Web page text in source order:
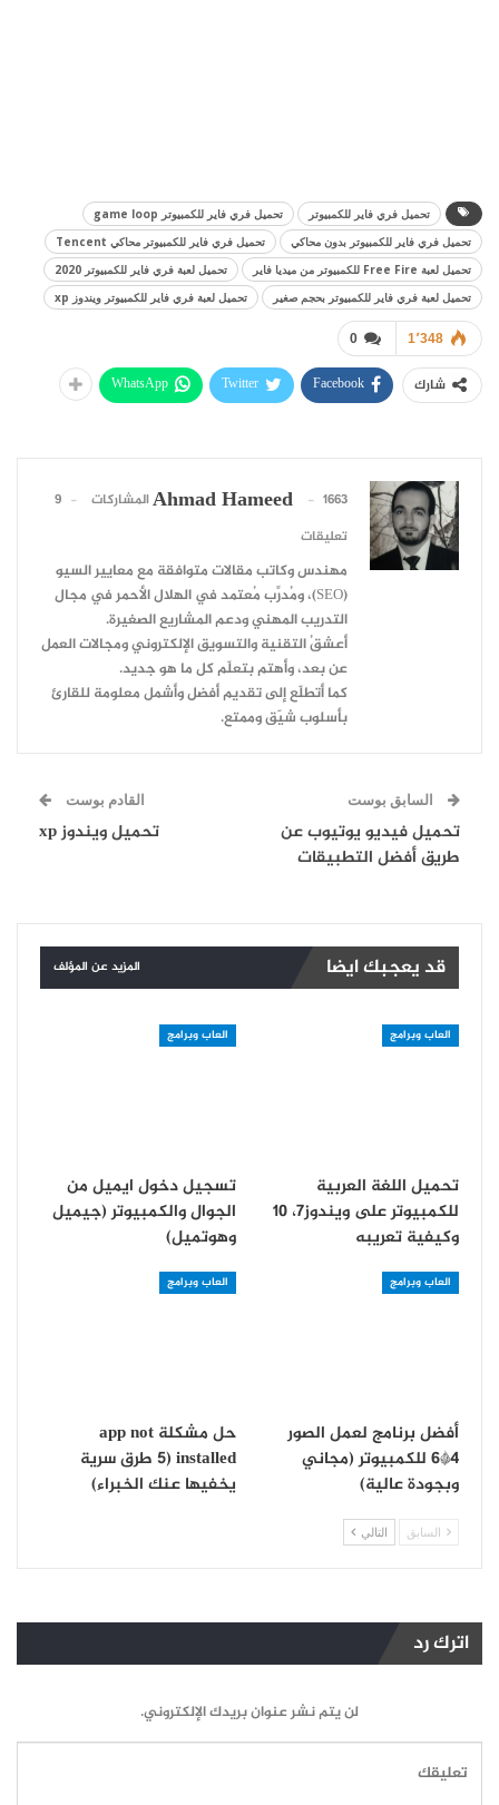
تحميل فري فاير للكمبيوتر
تحميل فري فاير للكمبيوتر game loop
تحميل فري فاير للكمبيوتر بدون محاكي
تحميل فري فاير للكمبيوتر محاكي Tencent
تحميل لعبة Free Fire للكمبيوتر من ميديا فاير
تحميل لعبة فري فاير للكمبيوتر 2020
تحميل لعبة فري فاير للكمبيوتر بحجم صغير
تحميل لعبة فري فاير للكمبيوتر ويندوز xp
0 1٬348
شارك Facebook
Twitter
WhatsApp
Ahmad Hameed 1663 المشاركات
9
تعليقات
مهندس وكاتب مقالات متوافقة مع معايير السيو
(SEO)، ومُدرِّب مُعتمد في الهلال الأحمر في مجال
التدريب المهني ودعم المشاريع الصغيرة.
أعشقُ التقنية والتسويق الإلكتروني ومجالات العمل
عن بعد، وأهتم بتعلّم كل ما هو جديد.
كما أتطلّع إلى تقديم أفضل وأشمل معلومة للقارئ
بأسلوب شيّق وممتع.
السابق بوست
تحميل فيديو يوتيوب عن
طريق أفضل التطبيقات
القادم بوست
تحميل ويندوز xp
قد يعجبك ايضا المزيد عن المؤلف
العاب وبرامج
تحميل اللغة العربية
للكمبيوتر على ويندوز7، 10
وكيفية تعريبه
العاب وبرامج
تسجيل دخول ايميل من
الجوال والكمبيوتر (جيميل
وهوتميل)
العاب وبرامج
أفضل برنامج لعمل الصور
4*6 للكمبيوتر (مجاني
وبجودة عالية)
العاب وبرامج
حل مشكلة app not
installed (5 طرق سرية
يخفيها عنك الخبراء)
السابق التالي
اترك رد
لن يتم نشر عنوان بريدك الإلكتروني.